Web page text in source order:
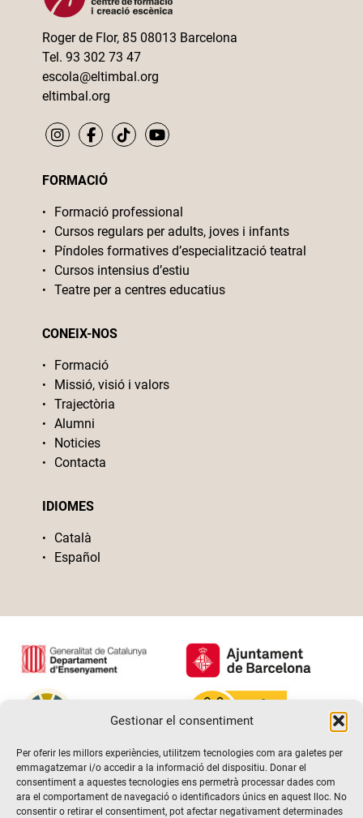
Gestionar el consentiment
Per oferir les millors experiències, utilitzem tecnologies com ara galetes per
emmagatzemar i/o accedir a la informació del dispositiu. Donar el
consentiment a aquestes tecnologies ens permetrà processar dades com
ara el comportament de navegació o identificadors únics en aquest lloc. No
consentir o retirar el consentiment, pot afectar negativament determinades
Roger de Flor, 85 08013 Barcelona
Tel. 93 302 73 47
escola@eltimbal.org
eltimbal.org
FORMACIÓ
Formació professional
Cursos regulars per adults, joves i infants
Píndoles formatives d’especialització teatral
Cursos intensius d’estiu
Teatre per a centres educatius
CONEIX-NOS
Formació
Missió, visió i valors
Trajectòria
Alumni
Noticies
Contacta
IDIOMES
Català
Español